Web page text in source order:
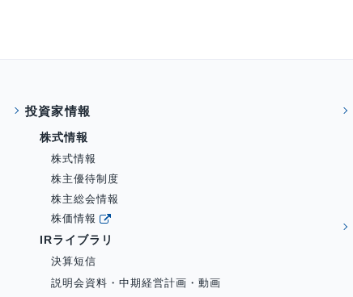
投資家情報
株式情報
株式情報
株主優待制度
株主総会情報
株価情報
IRライブラリ
決算短信
説明会資料・中期経営計画・動画